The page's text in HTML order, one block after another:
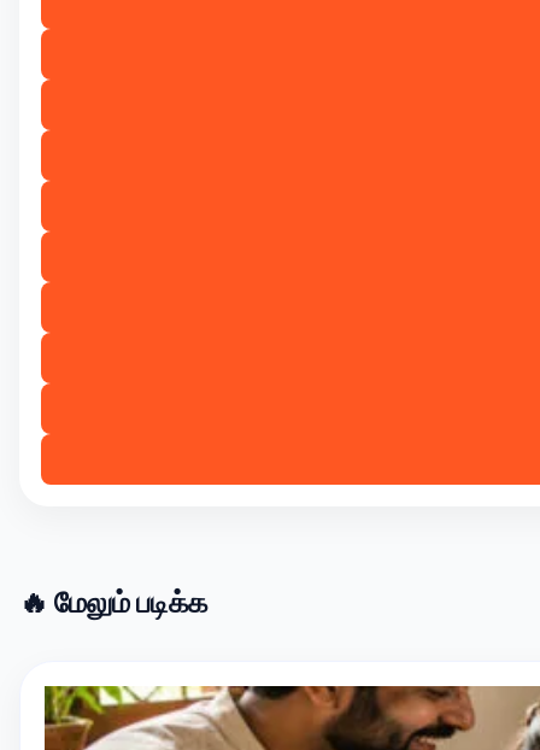
🔥 மேலும் படிக்க